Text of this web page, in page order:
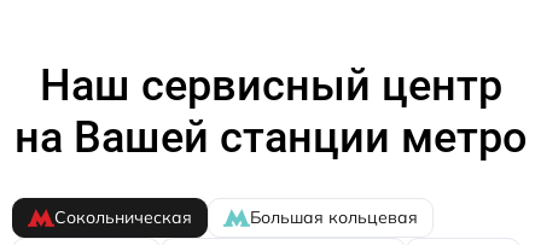
Наш сервисный центр
на Вашей станции метро
Сокольническая
Большая кольцевая